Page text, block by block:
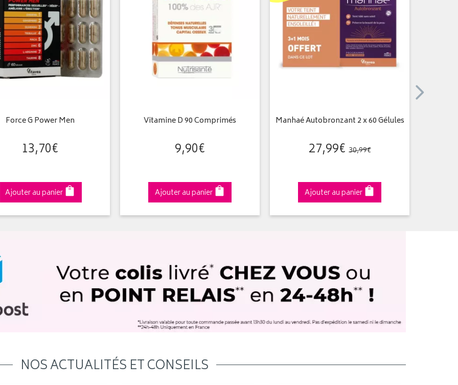
Force G Power Men
13,70€
Ajouter au panier
Vitamine D 90 Comprimés
9,90€
Ajouter au panier
Manhaé Autobronzant 2 x 60 Gélules
27,99€ 30,99€
Ajouter au panier
NOS ACTUALITÉS ET CONSEILS